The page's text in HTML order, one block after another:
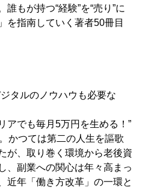
もが持つ“経験”を“売り”に
を指南していく著者50冊目
タルのノウハウも必要な
アでも毎月5万円を生める！”
かつては第二の人生を謳歌
が、取り巻く環境から老後資
、副業への関心は年々高まっ
近年「働き方改革」の一環と